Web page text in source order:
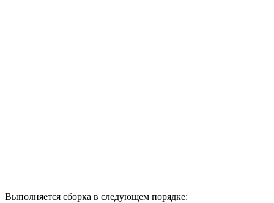
Выполняется сборка в следующем порядке: